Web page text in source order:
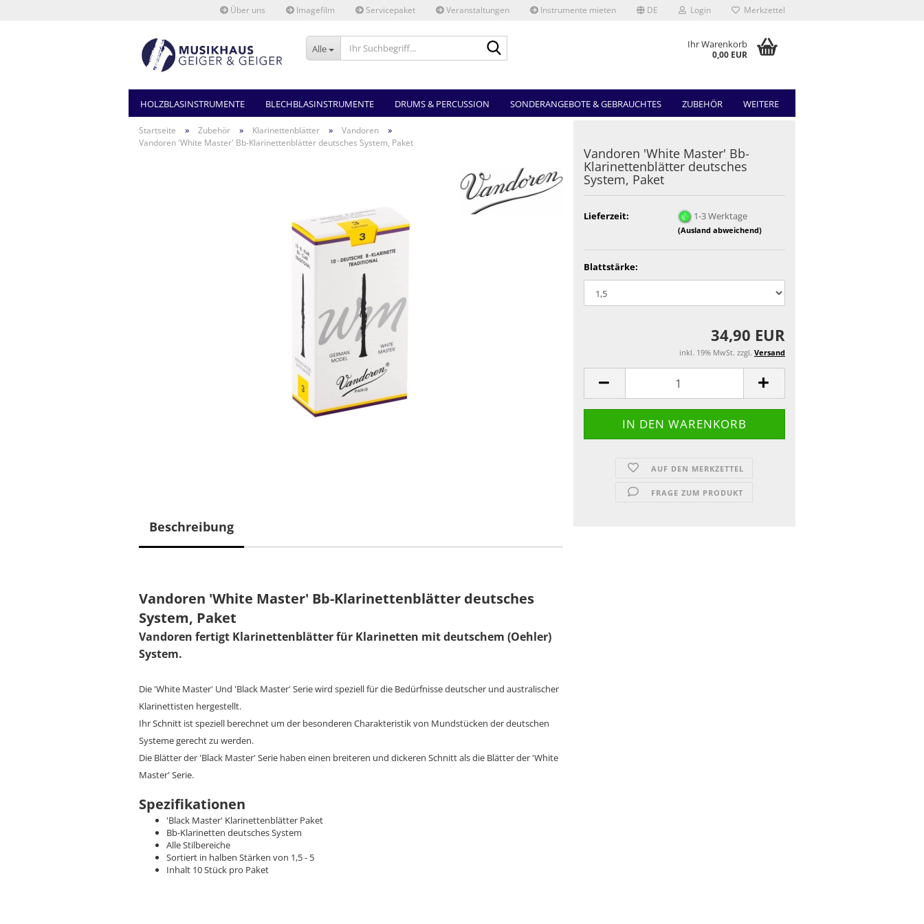
Über uns Imagefilm Servicepaket Veranstaltungen Instrumente mieten DE Login Merkzettel
Alle Ihr Warenkorb
0,00 EUR
HOLZBLASINSTRUMENTE BLECHBLASINSTRUMENTE DRUMS & PERCUSSION SONDERANGEBOTE & GEBRAUCHTES ZUBEHÖR WEITERE
Startseite » Zubehör » Klarinettenblätter » Vandoren »
Vandoren 'White Master' Bb-Klarinettenblätter deutsches System, Paket
Vandoren 'White Master' Bb-
Klarinettenblätter deutsches
System, Paket
Lieferzeit: 1-3 Werktage
(Ausland abweichend)
Blattstärke:
34,90 EUR
inkl. 19% MwSt. zzgl. Versand
AUF DEN MERKZETTEL
FRAGE ZUM PRODUKT
Beschreibung
Vandoren 'White Master' Bb-Klarinettenblätter deutsches
System, Paket
Vandoren fertigt Klarinettenblätter für Klarinetten mit deutschem (Oehler)
System.
Die 'White Master' Und 'Black Master' Serie wird speziell für die Bedürfnisse deutscher und australischer
Klarinettisten hergestellt.
Ihr Schnitt ist speziell berechnet um der besonderen Charakteristik von Mundstücken der deutschen
Systeme gerecht zu werden.
Die Blätter der 'Black Master' Serie haben einen breiteren und dickeren Schnitt als die Blätter der 'White
Master' Serie.
Spezifikationen
'Black Master' Klarinettenblätter Paket
Bb-Klarinetten deutsches System
Alle Stilbereiche
Sortiert in halben Stärken von 1,5 - 5
Inhalt 10 Stück pro Paket